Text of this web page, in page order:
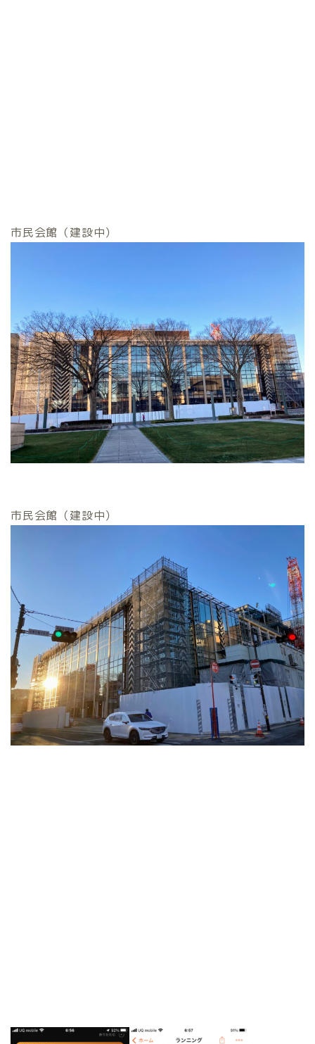
市民会館（建設中）
市民会館（建設中）